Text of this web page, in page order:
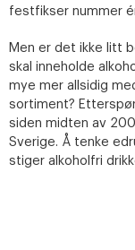
festfikser nummer
Men er det ikke litt
skal inneholde
mye mer allsidig
sortiment?
siden midten av
Sverige. Å tenke
stiger alkoholfri